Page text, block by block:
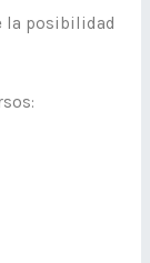
la posibilidad